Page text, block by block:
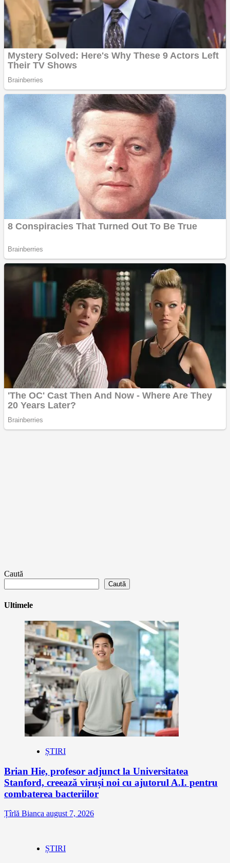
Caută
Caută
Ultimele
ȘTIRI
Brian Hie, profesor adjunct la Universitatea
Stanford, creează viruși noi cu ajutorul A.I. pentru
combaterea bacteriilor
Țîrlă Bianca august 7, 2026
ȘTIRI